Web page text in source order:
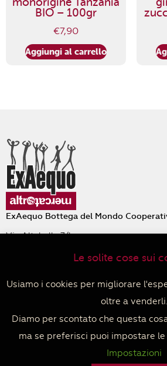
BIO – 100gr
€7,90
Aggiungi al carrello
ExAequo Bottega del Mondo
Via Altabella 7/b
Privacy policy–Cookie policy –
vendita
Le solite cose sui
Usiamo i cookies per migliorare
oltre a venderli.
Diamo per scontato che questa
ma se preferisci puoi impostare
Impostazioni